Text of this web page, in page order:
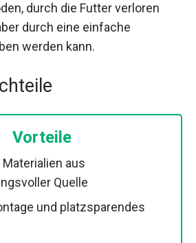
durch die Futter verloren
durch eine einfache
werden kann.
Vorteile
aus
Quelle
und platzsparendes